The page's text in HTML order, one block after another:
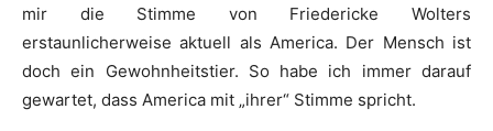
mir die Stimme von Friedericke Wolters
erstaunlicherweise aktuell als America. Der Mensch ist
doch ein Gewohnheitstier. So habe ich immer darauf
gewartet, dass America mit „ihrer“ Stimme spricht.